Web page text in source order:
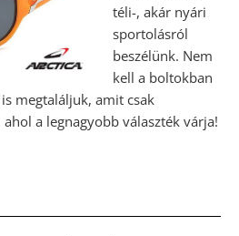
téli-, akár nyári
sportolásról
beszélünk. Nem
kell a boltokban
megtaláljuk, amit csak
a legnagyobb választék várja!